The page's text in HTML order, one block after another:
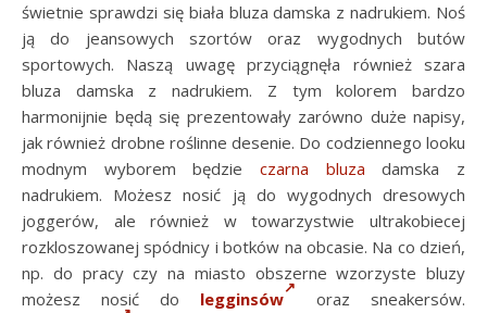
świetnie sprawdzi się biała bluza damska z nadrukiem. Noś
ją do jeansowych szortów oraz wygodnych butów
sportowych. Naszą uwagę przyciągnęła również szara
bluza damska z nadrukiem. Z tym kolorem bardzo
harmonijnie będą się prezentowały zarówno duże napisy,
jak również drobne roślinne desenie. Do codziennego looku
modnym wyborem będzie czarna bluza damska z
nadrukiem. Możesz nosić ją do wygodnych dresowych
joggerów, ale również w towarzystwie ultrakobiecej
rozkloszowanej spódnicy i botków na obcasie. Na co dzień,
np. do pracy czy na miasto obszerne wzorzyste bluzy
możesz nosić do legginsów
oraz sneakersów.